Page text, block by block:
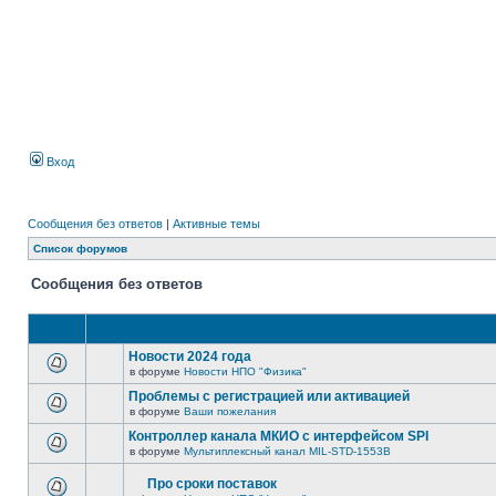
Вход
Сообщения без ответов | Активные темы
Список форумов
Сообщения без ответов
Новости 2024 года
в форуме Новости НПО "Физика"
Проблемы с регистрацией или активацией
в форуме Ваши пожелания
Контроллер канала МКИО с интерфейсом SPI
в форуме Мультиплексный канал MIL-STD-1553B
Про сроки поставок